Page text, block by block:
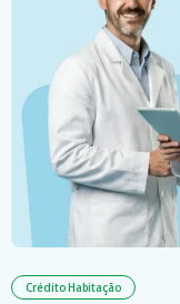
Crédito Habitação